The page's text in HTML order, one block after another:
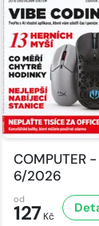
COMPUTER -
6/2026
od
127Kč